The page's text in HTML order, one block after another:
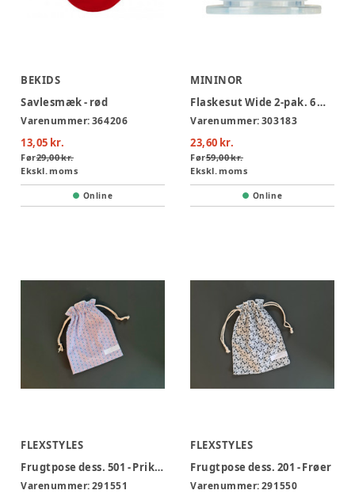
BEKIDS
Savlesmæk - rød
Varenummer:364206
13,05 kr.
Før29,00 kr.
Ekskl. moms
Online
MININOR
Flaskesut Wide 2-pak. 6 mdr.+
Varenummer:303183
23,60 kr.
Før59,00 kr.
Ekskl. moms
Online
FLEXSTYLES
Frugtpose dess. 501 - Prikker
Varenummer:291551
FLEXSTYLES
Frugtpose dess. 201 - Frøer
Varenummer:291550